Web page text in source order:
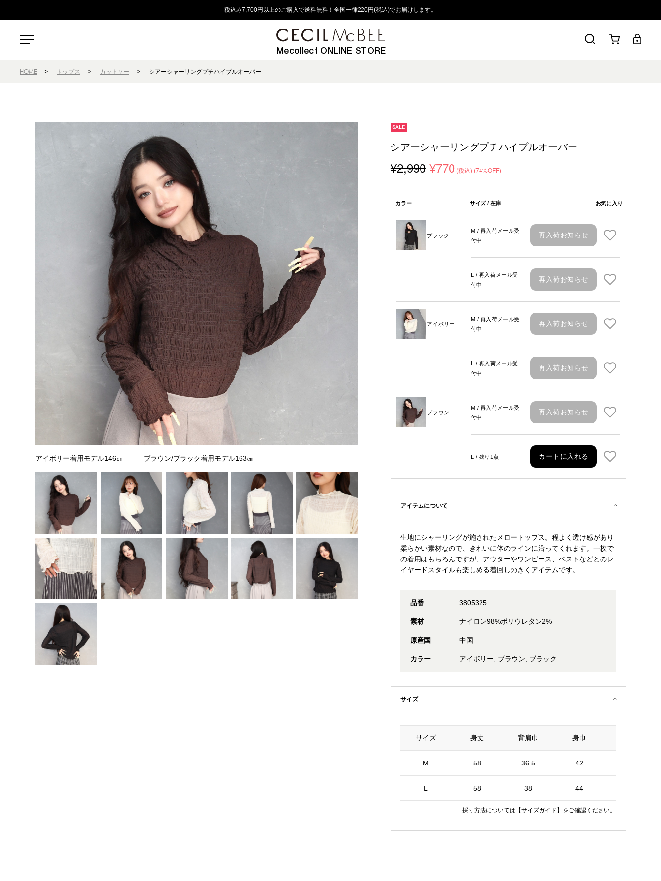
税込み7,700円以上のご購入で送料無料！全国一律220円(税込)でお届けします。
Mecollect ONLINE STORE
HOME > トップス > カットソー > シアーシャーリングプチハイプルオーバー
アイボリー着用モデル146㎝ ブラウン/ブラック着用モデル163㎝
SALE
シアーシャーリングプチハイプルオーバー
¥2,990 ¥770 (税込) (74%OFF)
カラー サイズ / 在庫 お気に入り
ブラック
M / 再入荷メール受
付中
再入荷お知らせ
L / 再入荷メール受
付中
再入荷お知らせ
アイボリー
M / 再入荷メール受
付中
再入荷お知らせ
L / 再入荷メール受
付中
再入荷お知らせ
ブラウン
M / 再入荷メール受
付中
再入荷お知らせ
L / 残り1点 カートに入れる
アイテムについて
生地にシャーリングが施されたメロートップス。程よく透け感があり
柔らかい素材なので、きれいに体のラインに沿ってくれます。一枚で
の着用はもちろんですが、アウターやワンピース、ベストなどとのレ
イヤードスタイルも楽しめる着回しのきくアイテムです。
品番 3805325
素材 ナイロン98%ポリウレタン2%
原産国 中国
カラー アイボリー, ブラウン, ブラック
サイズ
サイズ
M
L
身丈 背肩巾 身巾
58 36.5 42
58 38 44
採寸方法については 【サイズガイド】 をご確認ください。